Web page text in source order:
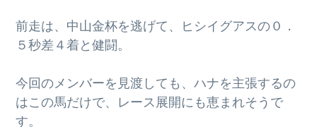
前走は、中山金杯を逃げて、ヒシイグアスの０．
５秒差４着と健闘。
今回のメンバーを見渡しても、ハナを主張するの
はこの馬だけで、レース展開にも恵まれそうで
す。